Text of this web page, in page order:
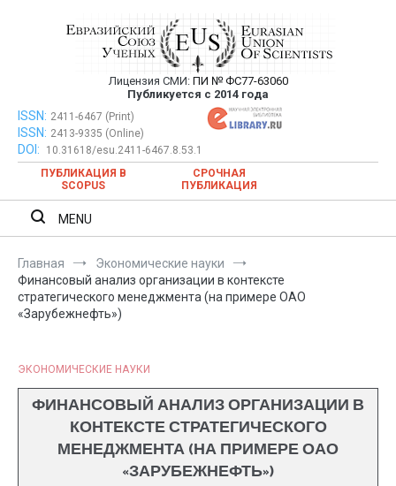
Евразийский Союз Ученых —
публикация научных статей в
ежемесячном научном журнале
Лицензия СМИ: ПИ № ФС77-63060
Публикуется с 2014 года
Евразийский Союз Ученых — публикация научных статей в
ежемесячном научном журнале
ISSN: 2411-6467 (Print)
ISSN: 2413-9335 (Online)
DOI:
10.31618/esu.2411-6467.8.53.1
ПУБЛИКАЦИЯ В
SCOPUS
СРОЧНАЯ
ПУБЛИКАЦИЯ
MENU
Главная
Экономические науки
Финансовый анализ организации в контексте
стратегического менеджмента (на примере ОАО
«Зарубежнефть»)
ЭКОНОМИЧЕСКИЕ НАУКИ
ФИНАНСОВЫЙ АНАЛИЗ ОРГАНИЗАЦИИ В
КОНТЕКСТЕ СТРАТЕГИЧЕСКОГО
МЕНЕДЖМЕНТА (НА ПРИМЕРЕ ОАО
«ЗАРУБЕЖНЕФТЬ»)